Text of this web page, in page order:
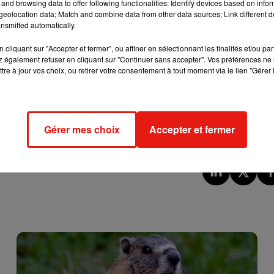
une photo de son bébé, allongé sur le dos et vêtu
maman", a commenté Shy'm avec un émoji qui pleure. Le
qu'après un accouchement, ces dernières
des serviettes hygiéniques très épaissesconçues pour cette
De quoi faire du bien à toutes ses fans mamans !
browsing data to offer following functionalities: Identify devices based on
data; Match and combine data from other data sources; Link different
automatically.
cliquant sur "Accepter et fermer", ou affiner en sélectionnant les finalités et/ou
également refuser en cliquant sur "Continuer sans accepter". Vos préférences
à jour vos choix, ou retirer votre consentement à tout moment via le lien
Gérer mes choix Accepter et fermer